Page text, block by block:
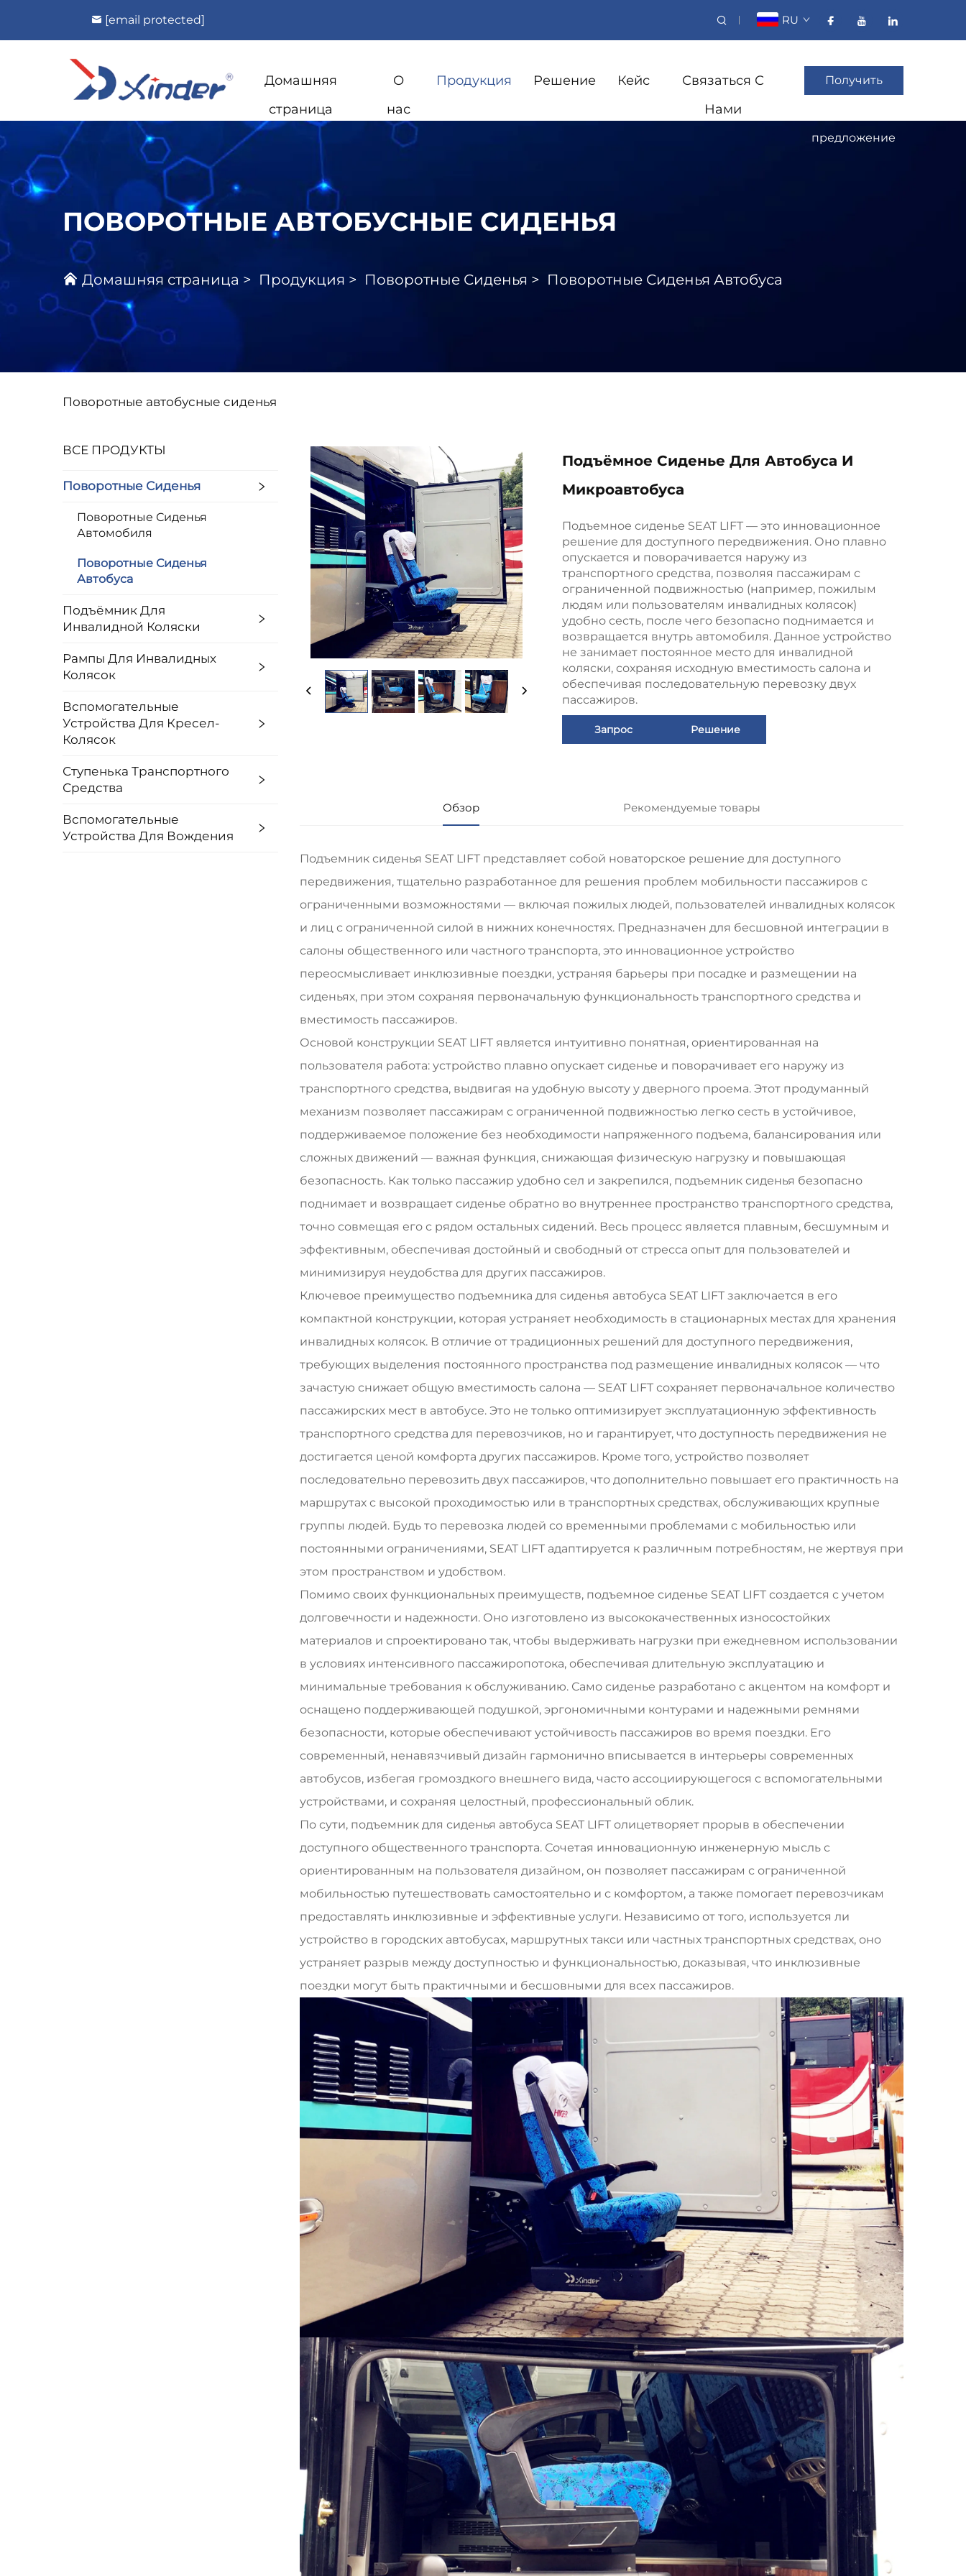
[email protected] RU
Домашняя
страница
О
нас
Продукция Решение Кейс
Связаться С
Нами
Получить
предложение
ПОВОРОТНЫЕ АВТОБУСНЫЕ СИДЕНЬЯ
Домашняя страница > Продукция > Поворотные Сиденья > Поворотные Сиденья Автобуса
Поворотные автобусные сиденья
ВСЕ ПРОДУКТЫ
Поворотные Сиденья
Поворотные Сиденья
Автомобиля
Поворотные Сиденья
Автобуса
Подъёмник Для
Инвалидной Коляски
Рампы Для Инвалидных
Колясок
Вспомогательные
Устройства Для Кресел-
Колясок
Ступенька Транспортного
Средства
Вспомогательные
Устройства Для Вождения
Подъёмное Сиденье Для Автобуса И
Микроавтобуса
Подъемное сиденье SEAT LIFT — это инновационное
решение для доступного передвижения. Оно плавно
опускается и поворачивается наружу из
транспортного средства, позволяя пассажирам с
ограниченной подвижностью (например, пожилым
людям или пользователям инвалидных колясок)
удобно сесть, после чего безопасно поднимается и
возвращается внутрь автомобиля. Данное устройство
не занимает постоянное место для инвалидной
коляски, сохраняя исходную вместимость салона и
обеспечивая последовательную перевозку двух
пассажиров.
Запрос Решение
Обзор Рекомендуемые товары
Подъемник сиденья SEAT LIFT представляет собой новаторское решение для доступного
передвижения, тщательно разработанное для решения проблем мобильности пассажиров с
ограниченными возможностями — включая пожилых людей, пользователей инвалидных колясок
и лиц с ограниченной силой в нижних конечностях. Предназначен для бесшовной интеграции в
салоны общественного или частного транспорта, это инновационное устройство
переосмысливает инклюзивные поездки, устраняя барьеры при посадке и размещении на
сиденьях, при этом сохраняя первоначальную функциональность транспортного средства и
вместимость пассажиров.
Основой конструкции SEAT LIFT является интуитивно понятная, ориентированная на
пользователя работа: устройство плавно опускает сиденье и поворачивает его наружу из
транспортного средства, выдвигая на удобную высоту у дверного проема. Этот продуманный
механизм позволяет пассажирам с ограниченной подвижностью легко сесть в устойчивое,
поддерживаемое положение без необходимости напряженного подъема, балансирования или
сложных движений — важная функция, снижающая физическую нагрузку и повышающая
безопасность. Как только пассажир удобно сел и закрепился, подъемник сиденья безопасно
поднимает и возвращает сиденье обратно во внутреннее пространство транспортного средства,
точно совмещая его с рядом остальных сидений. Весь процесс является плавным, бесшумным и
эффективным, обеспечивая достойный и свободный от стресса опыт для пользователей и
минимизируя неудобства для других пассажиров.
Ключевое преимущество подъемника для сиденья автобуса SEAT LIFT заключается в его
компактной конструкции, которая устраняет необходимость в стационарных местах для хранения
инвалидных колясок. В отличие от традиционных решений для доступного передвижения,
требующих выделения постоянного пространства под размещение инвалидных колясок — что
зачастую снижает общую вместимость салона — SEAT LIFT сохраняет первоначальное количество
пассажирских мест в автобусе. Это не только оптимизирует эксплуатационную эффективность
транспортного средства для перевозчиков, но и гарантирует, что доступность передвижения не
достигается ценой комфорта других пассажиров. Кроме того, устройство позволяет
последовательно перевозить двух пассажиров, что дополнительно повышает его практичность на
маршрутах с высокой проходимостью или в транспортных средствах, обслуживающих крупные
группы людей. Будь то перевозка людей со временными проблемами с мобильностью или
постоянными ограничениями, SEAT LIFT адаптируется к различным потребностям, не жертвуя при
этом пространством и удобством.
Помимо своих функциональных преимуществ, подъемное сиденье SEAT LIFT создается с учетом
долговечности и надежности. Оно изготовлено из высококачественных износостойких
материалов и спроектировано так, чтобы выдерживать нагрузки при ежедневном использовании
в условиях интенсивного пассажиропотока, обеспечивая длительную эксплуатацию и
минимальные требования к обслуживанию. Само сиденье разработано с акцентом на комфорт и
оснащено поддерживающей подушкой, эргономичными контурами и надежными ремнями
безопасности, которые обеспечивают устойчивость пассажиров во время поездки. Его
современный, ненавязчивый дизайн гармонично вписывается в интерьеры современных
автобусов, избегая громоздкого внешнего вида, часто ассоциирующегося с вспомогательными
устройствами, и сохраняя целостный, профессиональный облик.
По сути, подъемник для сиденья автобуса SEAT LIFT олицетворяет прорыв в обеспечении
доступного общественного транспорта. Сочетая инновационную инженерную мысль с
ориентированным на пользователя дизайном, он позволяет пассажирам с ограниченной
мобильностью путешествовать самостоятельно и с комфортом, а также помогает перевозчикам
предоставлять инклюзивные и эффективные услуги. Независимо от того, используется ли
устройство в городских автобусах, маршрутных такси или частных транспортных средствах, оно
устраняет разрыв между доступностью и функциональностью, доказывая, что инклюзивные
поездки могут быть практичными и бесшовными для всех пассажиров.